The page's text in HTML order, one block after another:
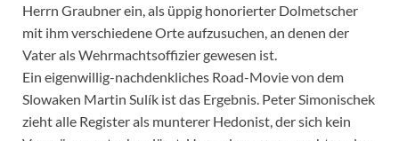
Herrn Graubner ein, als üppig honorierter Dolmetscher
mit ihm verschiedene Orte aufzusuchen, an denen der
Vater als Wehrmachtsoffizier gewesen ist.
Ein eigenwillig-nachdenkliches Road-Movie von dem
Slowaken Martin Sulík ist das Ergebnis. Peter Simonischek
zieht alle Register als munterer Hedonist, der sich kein